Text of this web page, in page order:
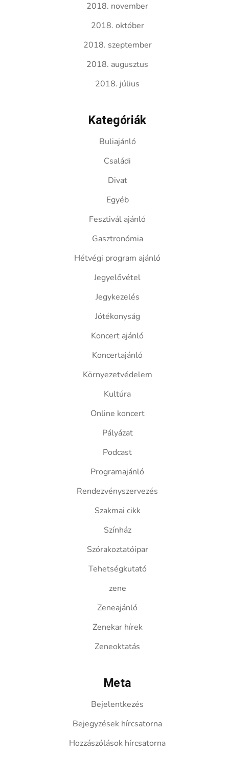
2018. november
2018. október
2018. szeptember
2018. augusztus
2018. július
Kategóriák
Buliajánló
Családi
Divat
Egyéb
Fesztivál ajánló
Gasztronómia
Hétvégi program ajánló
Jegyelővétel
Jegykezelés
Jótékonyság
Koncert ajánló
Koncertajánló
Környezetvédelem
Kultúra
Online koncert
Pályázat
Podcast
Programajánló
Rendezvényszervezés
Szakmai cikk
Színház
Szórakoztatóipar
Tehetségkutató
zene
Zeneajánló
Zenekar hírek
Zeneoktatás
Meta
Bejelentkezés
Bejegyzések hírcsatorna
Hozzászólások hírcsatorna